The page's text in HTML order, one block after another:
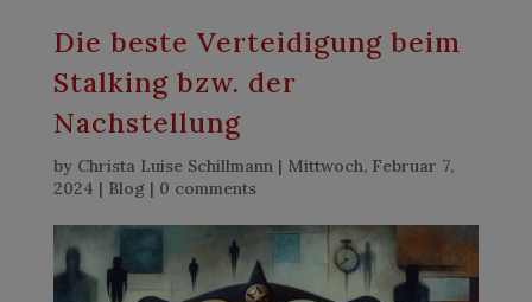
Die beste Verteidigung beim
Stalking bzw. der
Nachstellung
by Christa Luise Schillmann| Mittwoch, Februar 7,
2024 | Blog| 0 comments